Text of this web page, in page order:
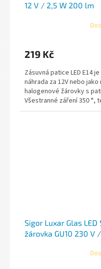
12 V / 2,5 W 200 lm
219 Kč
Zásuvná patice LED E14
náhrada za 12V nebo jako
halogenové žárovky s
Všestranné záření 350 °,
2700 K.
Sigor Luxar Glas
žárovka GU10 230 V